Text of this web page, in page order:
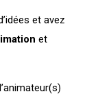
et avez
et